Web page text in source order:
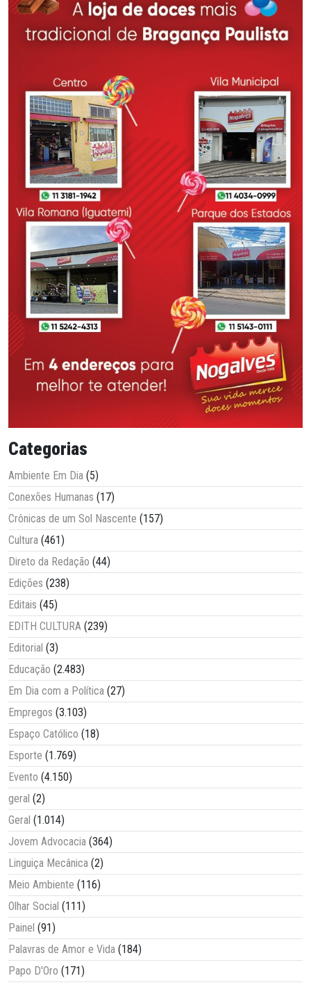
Categorias
Ambiente Em Dia (5)
Conexões Humanas (17)
Crônicas de um Sol Nascente (157)
Cultura (461)
Direto da Redação (44)
Edições (238)
Editais (45)
EDITH CULTURA (239)
Editorial (3)
Educação (2.483)
Em Dia com a Política (27)
Empregos (3.103)
Espaço Católico (18)
Esporte (1.769)
Evento (4.150)
geral (2)
Geral (1.014)
Jovem Advocacia (364)
Linguiça Mecânica (2)
Meio Ambiente (116)
Olhar Social (111)
Painel (91)
Palavras de Amor e Vida (184)
Papo D'Oro (171)